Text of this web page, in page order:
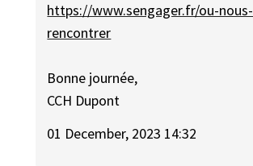
https://www.sengager.fr/ou-nous-
rencontrer
Bonne journée,
CCH Dupont
01 December, 2023 14:32